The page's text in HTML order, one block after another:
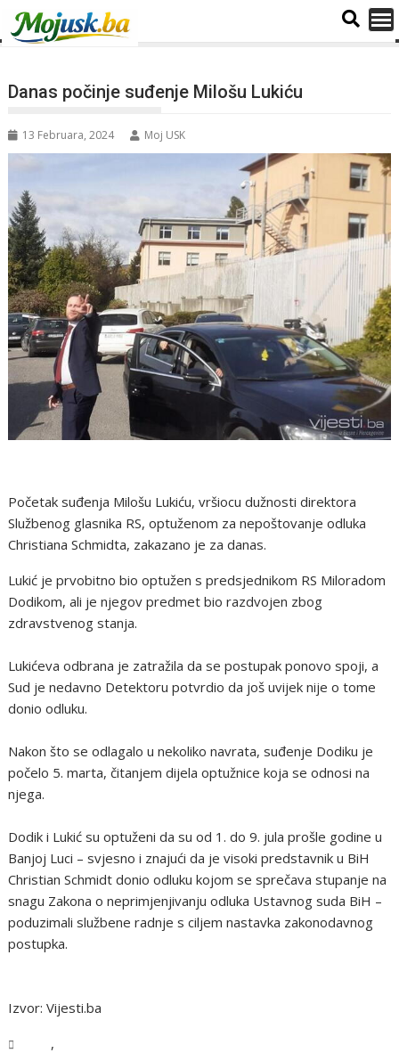
Danas počinje suđenje Milošu Lukiću
13 Februara, 2024 Moj USK
Početak suđenja Milošu Lukiću, vršiocu dužnosti direktora
Službenog glasnika RS, optuženom za nepoštovanje odluka
Christiana Schmidta, zakazano je za danas.
Lukić je prvobitno bio optužen s predsjednikom RS Miloradom
Dodikom, ali je njegov predmet bio razdvojen zbog
zdravstvenog stanja.
Lukićeva odbrana je zatražila da se postupak ponovo spoji, a
Sud je nedavno Detektoru potvrdio da još uvijek nije o tome
donio odluku.
Nakon što se odlagalo u nekoliko navrata, suđenje Dodiku je
počelo 5. marta, čitanjem dijela optužnice koja se odnosi na
njega.
Dodik i Lukić su optuženi da su od 1. do 9. jula prošle godine u
Banjoj Luci – svjesno i znajući da je visoki predstavnik u BiH
Christian Schmidt donio odluku kojom se sprečava stupanje na
snagu Zakona o neprimjenjivanju odluka Ustavnog suda BiH –
poduzimali službene radnje s ciljem nastavka zakonodavnog
postupka.
Izvor: Vijesti.ba
,